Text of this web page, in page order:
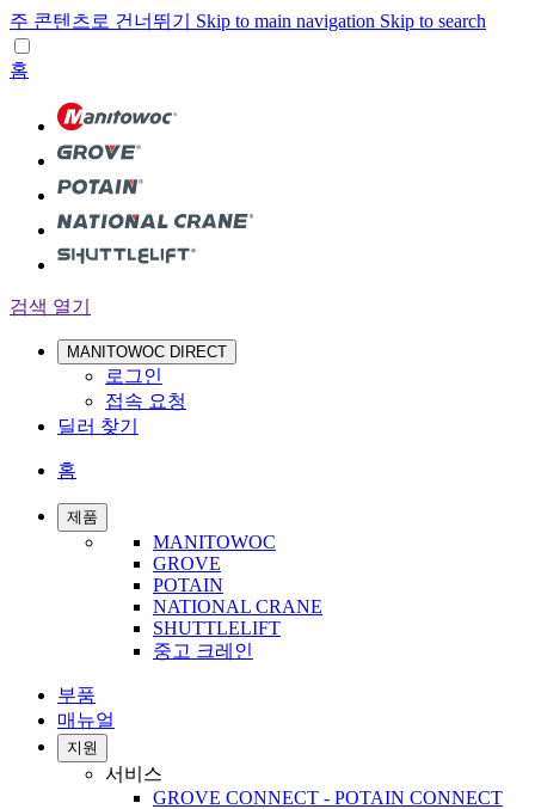
주 콘텐츠로 건너뛰기 Skip to main navigation Skip to search
홈
검색 열기
MANITOWOC DIRECT
로그인
접속 요청
딜러 찾기
홈
제품
MANITOWOC
GROVE
POTAIN
NATIONAL CRANE
SHUTTLELIFT
중고 크레인
부품
매뉴얼
지원
서비스
GROVE CONNECT - POTAIN CONNECT